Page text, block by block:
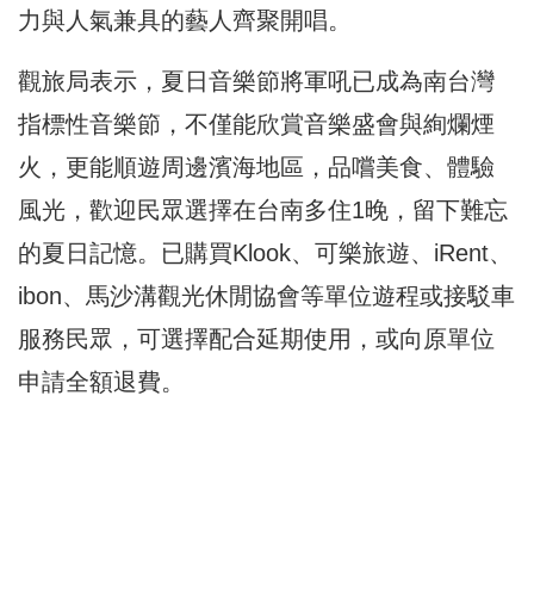
力與人氣兼具的藝人齊聚開唱。
觀旅局表示，夏日音樂節將軍吼已成為南台灣
指標性音樂節，不僅能欣賞音樂盛會與絢爛煙
火，更能順遊周邊濱海地區，品嚐美食、體驗
風光，歡迎民眾選擇在台南多住1晚，留下難忘
的夏日記憶。已購買Klook、可樂旅遊、iRent、
ibon、馬沙溝觀光休閒協會等單位遊程或接駁車
服務民眾，可選擇配合延期使用，或向原單位
申請全額退費。